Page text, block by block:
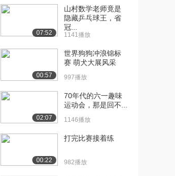
2026播放
[11] 10 数据类型-实型 11:59
[12] 11 数据类型-字符型 10:33
[13] 12 数据类型-转义字符
2059播放
[14] 14 数据类型-布尔类型
1258播放
[15] 15 数据类型-数据的输
10:42
07:52
山村数学老师竟是
隐藏乒乓球王，省
冠...
1141播放
00:57
世界狗狗冲浪锦标
赛 萌犬大展风采
997播放
02:07
70年代的六一趣味
运动会，那是回不...
1146播放
00:22
打完比赛接着练
982播放